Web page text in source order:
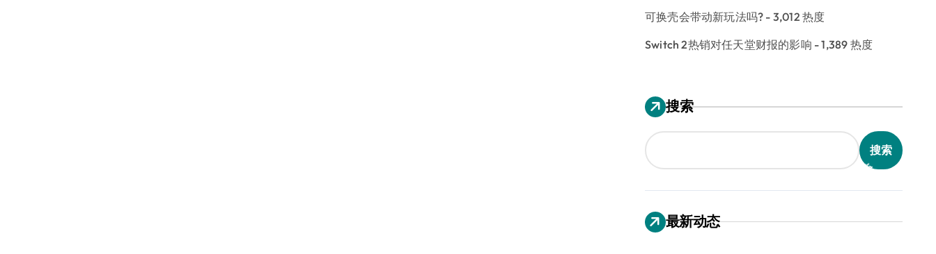
可换壳会带动新玩法吗? - 3,012 热度
Switch 2热销对任天堂财报的影响 - 1,389 热度
搜索
搜索
最新动态